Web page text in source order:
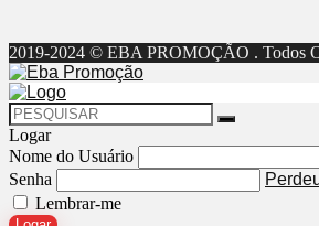
2019-2024 © EBA PROMOÇÃO . Todos
Logar
Nome do Usuário
Senha
Lembrar-me